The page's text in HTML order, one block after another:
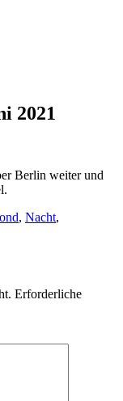
2021
Berlin weiter und
, Nacht,
Erforderliche